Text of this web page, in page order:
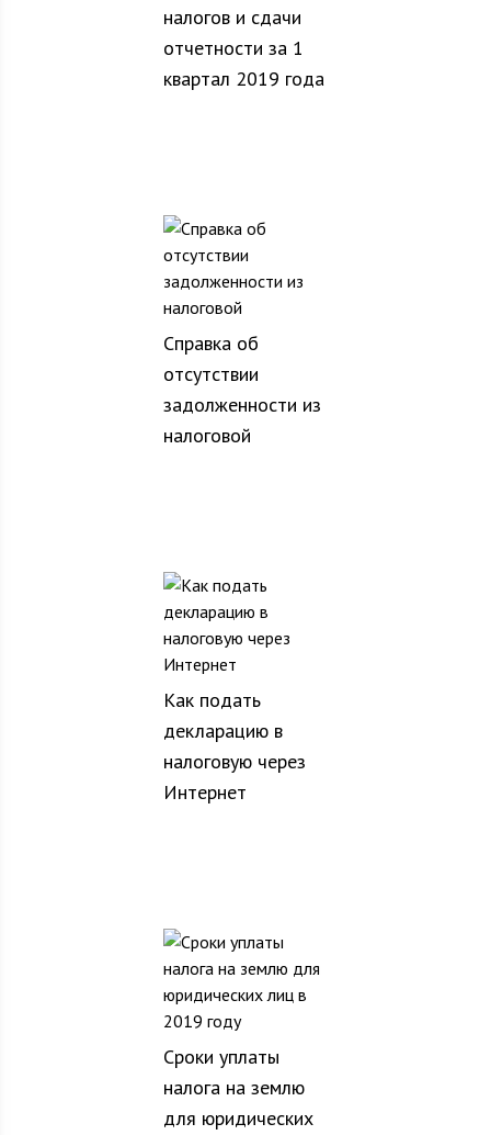
налогов и сдачи
отчетности за 1
квартал 2019 года
Справка об
отсутствии
задолженности из
налоговой
Как подать
декларацию в
налоговую через
Интернет
Сроки уплаты
налога на землю
для юридических